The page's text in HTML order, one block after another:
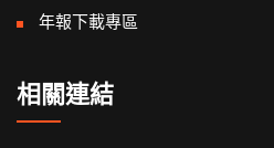
年報下載專區
相關連結